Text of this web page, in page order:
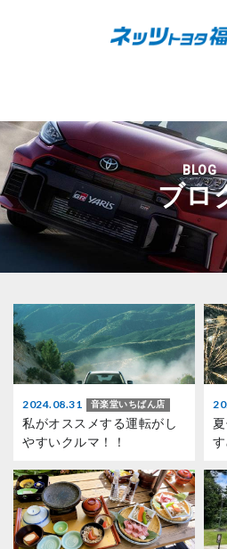
BLOG
ブロ
2024.08.31 音楽堂いちばん店
私がオススメする運転がし
やすいクルマ！！